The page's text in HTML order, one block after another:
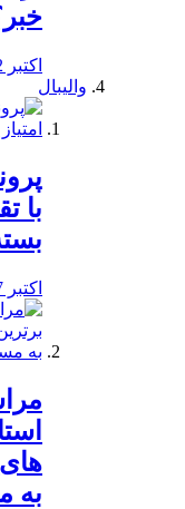
اکتبر 12, 2019
والیبال
با
اکتبر 17, 2019
به